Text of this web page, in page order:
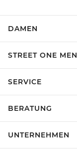
DAMEN
STREET ONE MEN
SERVICE
BERATUNG
UNTERNEHMEN